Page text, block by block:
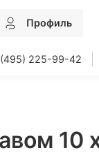
Профиль
225-99-42
10